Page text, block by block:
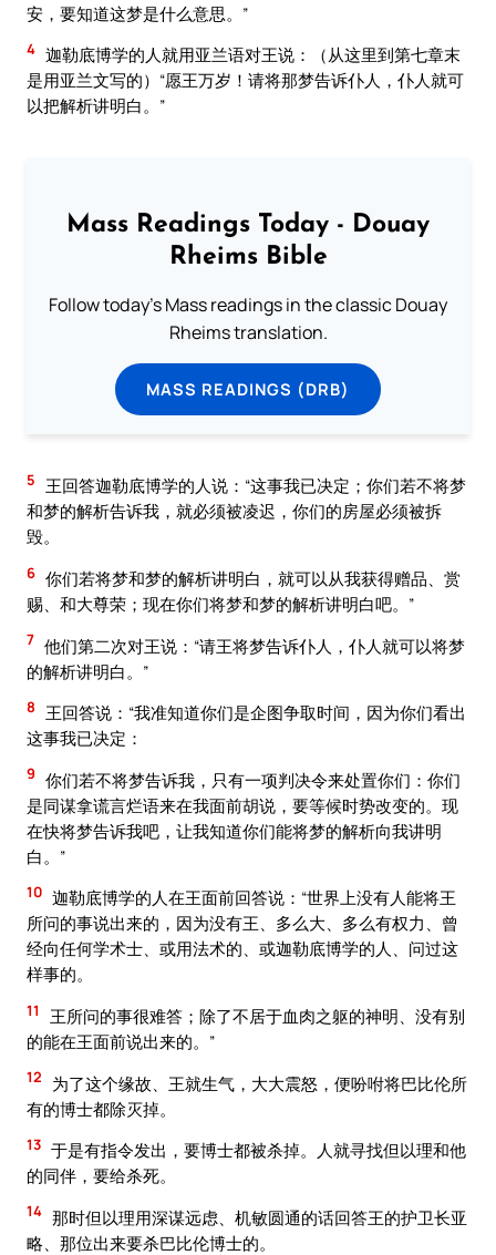
安，要知道这梦是什么意思。”
4 迦勒底博学的人就用亚兰语对王说：（从这里到第七章末
是用亚兰文写的）“愿王万岁！请将那梦告诉仆人，仆人就可
以把解析讲明白。”
Mass Readings Today - Douay
Rheims Bible
Follow today's Mass readings in the classic Douay
Rheims translation.
MASS READINGS (DRB)
5 王回答迦勒底博学的人说：“这事我已决定；你们若不将梦
和梦的解析告诉我，就必须被凌迟，你们的房屋必须被拆
毁。
6 你们若将梦和梦的解析讲明白，就可以从我获得赠品、赏
赐、和大尊荣；现在你们将梦和梦的解析讲明白吧。”
7 他们第二次对王说：“请王将梦告诉仆人，仆人就可以将梦
的解析讲明白。”
8 王回答说：“我准知道你们是企图争取时间，因为你们看出
这事我已决定：
9 你们若不将梦告诉我，只有一项判决令来处置你们：你们
是同谋拿谎言烂语来在我面前胡说，要等候时势改变的。现
在快将梦告诉我吧，让我知道你们能将梦的解析向我讲明
白。”
10 迦勒底博学的人在王面前回答说：“世界上没有人能将王
所问的事说出来的，因为没有王、多么大、多么有权力、曾
经向任何学术士、或用法术的、或迦勒底博学的人、问过这
样事的。
11
王所问的事很难答；除了不居于血肉之躯的神明、没有别
的能在王面前说出来的。”
12
为了这个缘故、王就生气，大大震怒，便吩咐将巴比伦所
有的博士都除灭掉。
13 于是有指令发出，要博士都被杀掉。人就寻找但以理和他
的同伴，要给杀死。
14 那时但以理用深谋远虑、机敏圆通的话回答王的护卫长亚
略、那位出来要杀巴比伦博士的。